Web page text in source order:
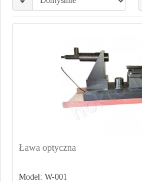
Ława optyczna
Model: W-001